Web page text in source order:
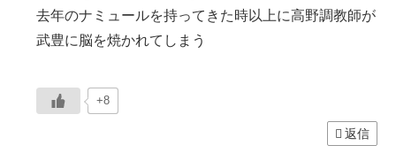
去年のナミュールを持ってきた時以上に高野調教師が
武豊に脳を焼かれてしまう
+8
返信